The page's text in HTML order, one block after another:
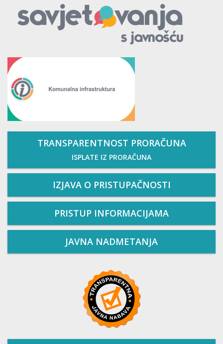
TRANSPARENTNOST PRORAČUNA
ISPLATE IZ PRORAČUNA
IZJAVA O PRISTUPAČNOSTI
PRISTUP INFORMACIJAMA
JAVNA NADMETANJA